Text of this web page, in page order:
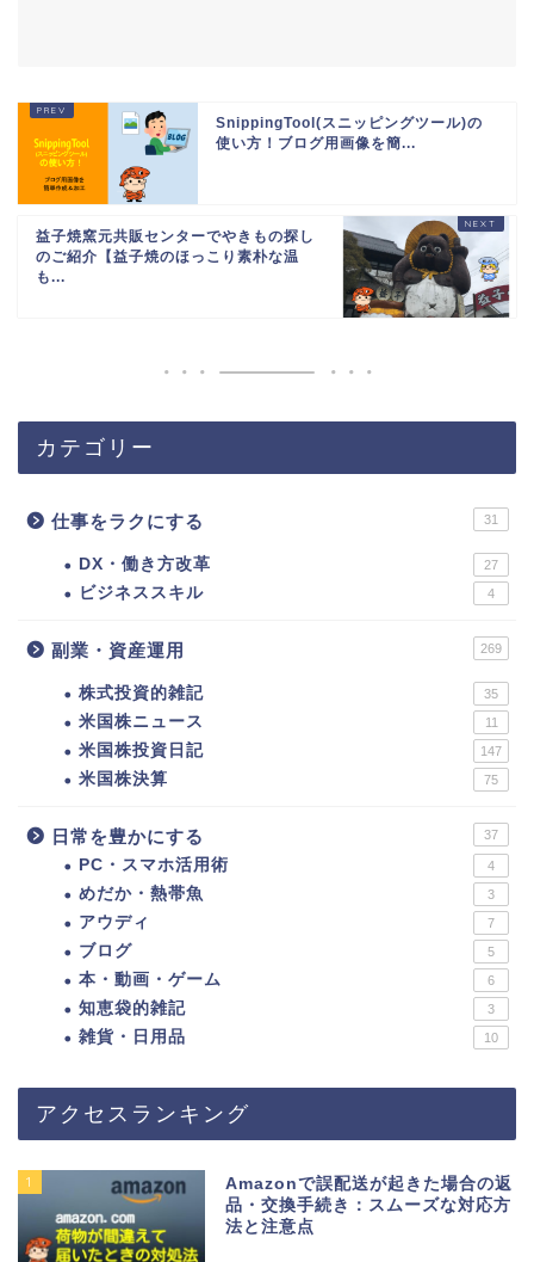
SnippingTool(スニッピングツール)の
使い方！ブログ用画像を簡...
益子焼窯元共販センターでやきもの探し
のご紹介【益子焼のほっこり素朴な温
も...
カテゴリー
仕事をラクにする 31
DX・働き方改革 27
ビジネススキル 4
副業・資産運用 269
株式投資的雑記 35
米国株ニュース 11
米国株投資日記 147
米国株決算 75
日常を豊かにする 37
PC・スマホ活用術 4
めだか・熱帯魚 3
アウディ 7
ブログ 5
本・動画・ゲーム 6
知恵袋的雑記 3
雑貨・日用品 10
アクセスランキング
1
Amazonで誤配送が起きた場合の返
品・交換手続き：スムーズな対応方
法と注意点